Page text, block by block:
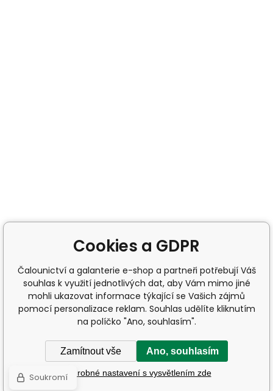
Cookies a GDPR
Čalounictví a galanterie e-shop a partneři potřebují Váš
souhlas k využití jednotlivých dat, aby Vám mimo jiné
mohli ukazovat informace týkající se Vašich zájmů
pomocí personalizace reklam. Souhlas udělíte kliknutím
na políčko "Ano, souhlasím".
Zamítnout vše Ano, souhlasím
Podrobné nastavení s vysvětlením zde
Soukromí